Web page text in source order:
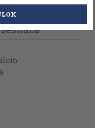
Válasszon példányt